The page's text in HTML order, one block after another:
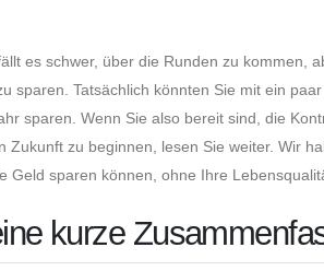
es schwer, über die Runden zu kommen,
sparen. Tatsächlich könnten Sie mit ein
sparen. Wenn Sie also bereit sind, die
zu beginnen, lesen Sie weiter. Wir
Geld sparen können, ohne Ihre
kurze